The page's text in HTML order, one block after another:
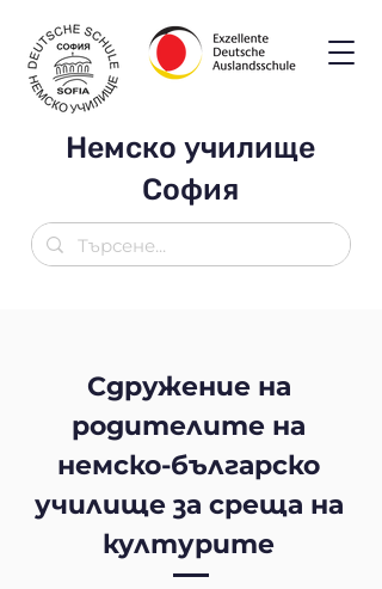
Немско училище
София
Сдружение на
родителите на
немско-българско
училище за среща на
културите